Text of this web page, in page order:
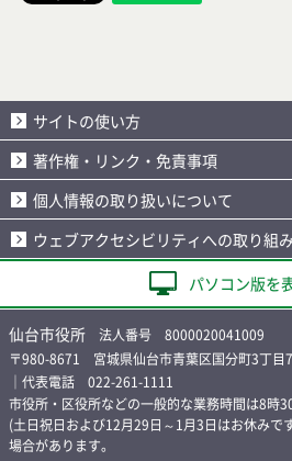
サイトの使い方
著作権・リンク・免責事項
個人情報の取り扱いについて
ウェブアクセシビリティへの取り組み
パソコン版を
仙台市役所 法人番号 8000020041009
〒980-8671 宮城県仙台市青葉区国分町3丁目
｜代表電話 022-261-1111
市役所・区役所などの一般的な業務時間は8時
(土日祝日および12月29日～1月3日はお休みで
場合があります。